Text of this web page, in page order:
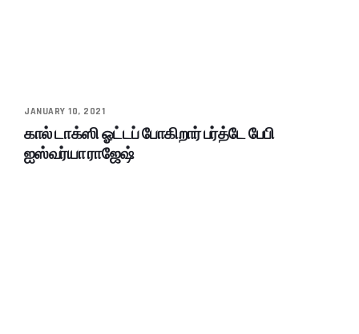
JANUARY 10, 2021
கால் டாக்ஸி ஓட்டப் போகிறார் பர்த்டே பேபி
ஐஸ்வர்யா ராஜேஷ்